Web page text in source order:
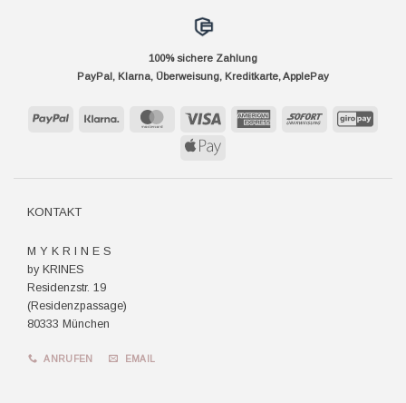
100% sichere Zahlung
PayPal, Klarna, Überweisung, Kreditkarte, ApplePay
PayPal Klarna MasterCard Visa
AmericanSofort
Apple
KONTAKT
M Y K R I N E S
by KRINES
Residenzstr. 19
(Residenzpassage)
80333 München
ANRUFEN EMAIL